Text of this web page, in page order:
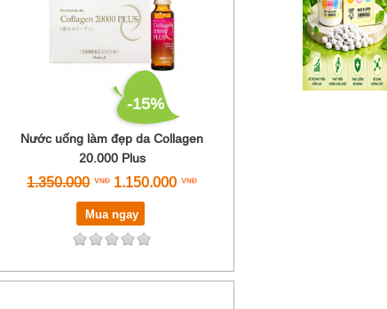
-15%
Nước uống làm đẹp da Collagen
20.000 Plus
1.350.000 1.150.000
Mua ngay